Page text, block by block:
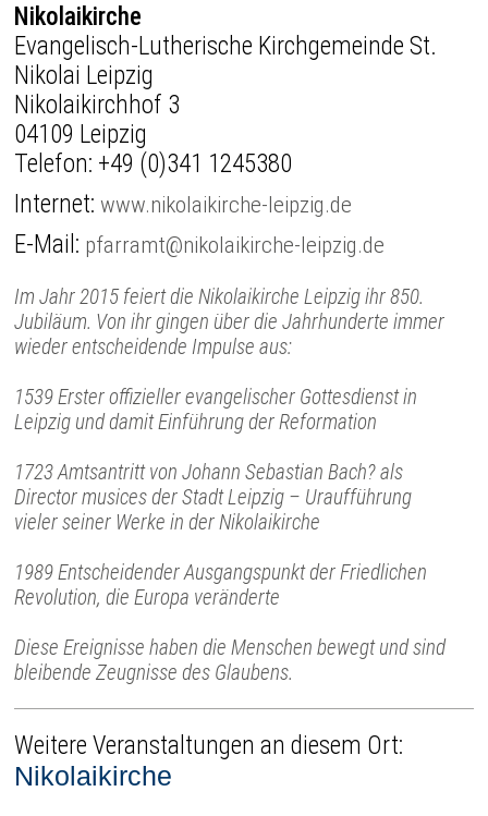
Nikolaikirche
Evangelisch-Lutherische Kirchgemeinde St.
Nikolai Leipzig
Nikolaikirchhof 3
04109 Leipzig
Telefon: +49 (0)341 1245380
Internet:www.nikolaikirche-leipzig.de
E-Mail: pfarramt@nikolaikirche-leipzig.de
Im Jahr 2015 feiert die Nikolaikirche Leipzig ihr 850.
Jubiläum. Von ihr gingen über die Jahrhunderte immer
wieder entscheidende Impulse aus:
1539 Erster offizieller evangelischer Gottesdienst in
Leipzig und damit Einführung der Reformation
1723 Amtsantritt von Johann Sebastian Bach? als
Director musices der Stadt Leipzig – Uraufführung
vieler seiner Werke in der Nikolaikirche
1989 Entscheidender Ausgangspunkt der Friedlichen
Revolution, die Europa veränderte
Diese Ereignisse haben die Menschen bewegt und sind
bleibende Zeugnisse des Glaubens.
Weitere Veranstaltungen an diesem Ort:
Nikolaikirche